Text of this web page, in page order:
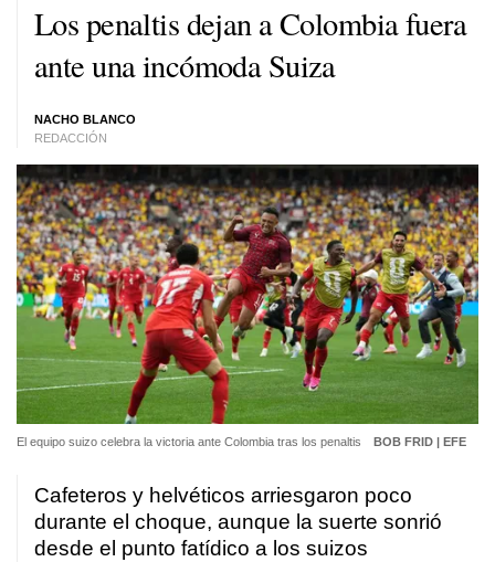
Los penaltis dejan a Colombia fuera
ante una incómoda Suiza
NACHO BLANCO
REDACCIÓN
El equipo suizo celebra la victoria ante Colombia tras los penaltis BOB FRID | EFE
Cafeteros y helvéticos arriesgaron poco
durante el choque, aunque la suerte sonrió
desde el punto fatídico a los suizos